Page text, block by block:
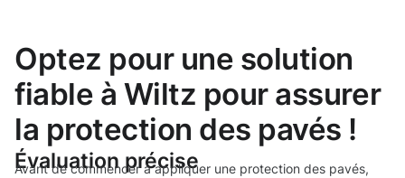
Optez pour une solution
fiable à Wiltz pour assurer
la protection des pavés !
Évaluation précise
Avant de commencer à appliquer une protection des pavés,